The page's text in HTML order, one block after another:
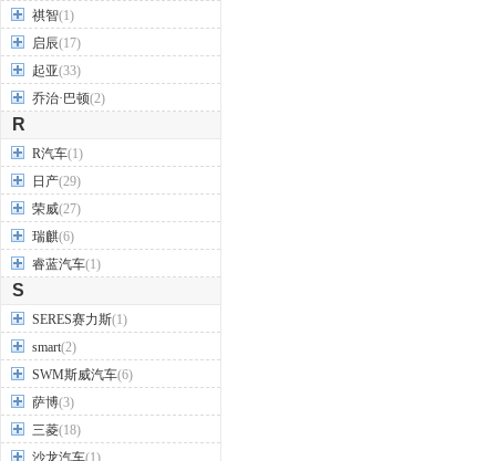
祺智(1)
启辰(17)
起亚(33)
乔治·巴顿(2)
R
R汽车(1)
日产(29)
荣威(27)
瑞麒(6)
睿蓝汽车(1)
S
SERES赛力斯(1)
smart(2)
SWM斯威汽车(6)
萨博(3)
三菱(18)
沙龙汽车(1)